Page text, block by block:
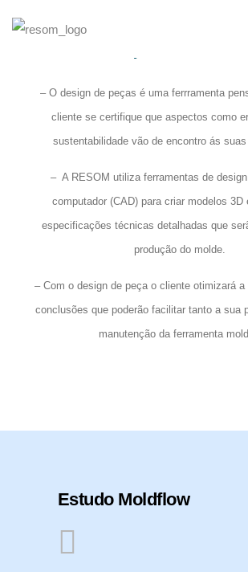
– O design de peças é uma ferrramenta
cliente se certifique que aspectos como
sustentabilidade vão de encontro ás
– A RESOM utiliza ferramentas de
computador (CAD) para criar modelos 3D
especificações técnicas detalhadas que
produção do molde.
– Com o design de peça o cliente otimizará
conclusões que poderão facilitar tanto a sua
manutenção da ferramenta
Estudo Moldflow